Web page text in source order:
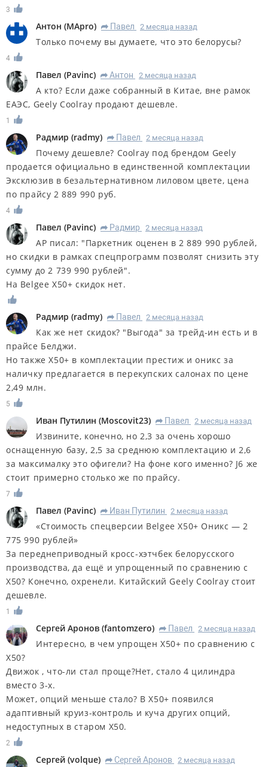
3
Антон (MApro) R Павел 2 месяца назад
Только почему вы думаете, что это белорусы?
4
Павел (Pavinc) R Антон 2 месяца назад
А кто? Если даже собранный в Китае, вне рамок
ЕАЭС, Geely Coolray продают дешевле.
1
Радмир (radmy) R Павел 2 месяца назад
Почему дешевле? Coolray под брендом Geely
продается официально в единственной комплектации
Эксклюзив в безальтернативном лиловом цвете, цена
по прайсу 2 889 990 руб.
4
Павел (Pavinc) R Радмир 2 месяца назад
АР писал: "Паркетник оценен в 2 889 990 рублей,
но скидки в рамках спецпрограмм позволят снизить эту
сумму до 2 739 990 рублей".
На Belgee X50+ скидок нет.
Радмир (radmy) R Павел 2 месяца назад
Как же нет скидок? "Выгода" за трейд-ин есть и в
прайсе Белджи.
Но также Х50+ в комплектации престиж и оникс за
наличку предлагается в перекупских салонах по цене
2,49 млн.
5
Иван Путилин (Moscovit23) R Павел 2 месяца назад
Извините, конечно, но 2,3 за очень хорошо
оснащенную базу, 2,5 за среднюю комплектацию и 2,6
за максималку это офигели? На фоне кого именно? J6 же
стоит примерно столько же по прайсу.
7
Павел (Pavinc) R Иван Путилин 2 месяца назад
«Стоимость спецверсии Belgee X50+ Оникс — 2
775 990 рублей»
За переднеприводный кросс-хэтчбек белорусского
производства, да ещё и упрощенный по сравнению с
X50? Конечно, охренели. Китайский Geely Coolray стоит
дешевле.
1
Сергей Аронов (fantomzero) R Павел 2 месяца назад
Интересно, в чем упрощен Х50+ по сравнению с
Х50?
Движок , что-ли стал проще?Нет, стало 4 цилиндра
вместо 3-х.
Может, опций меньше стало? В Х50+ появился
адаптивный круиз-контроль и куча других опций,
недоступных в старом Х50.
2
Сергей (volque) R Сергей Аронов 2 месяца назад